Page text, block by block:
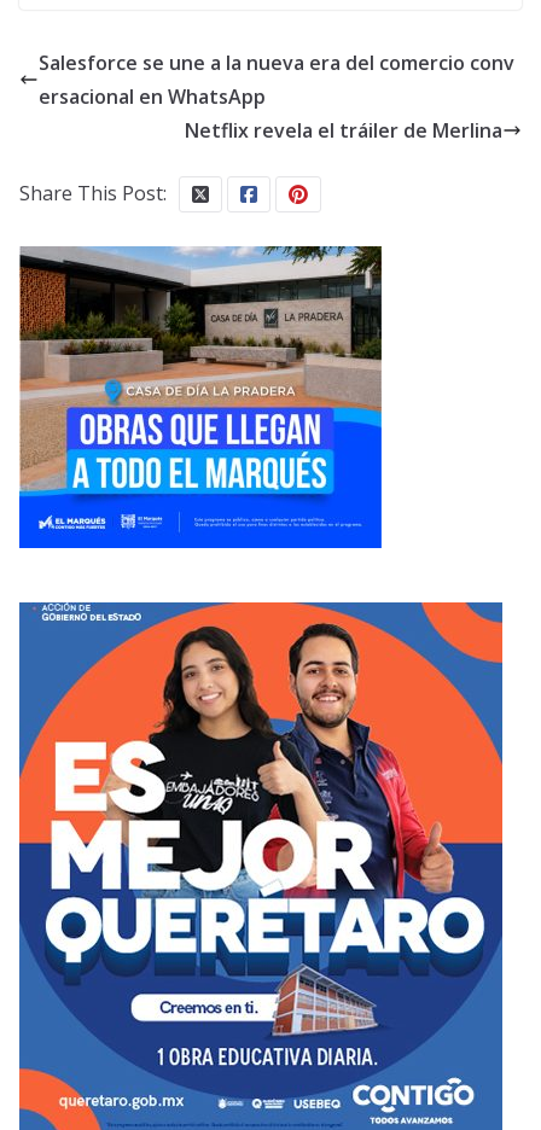
Salesforce se une a la nueva era del comercio conv
ersacional en WhatsApp
Netflix revela el tráiler de Merlina
Share This Post: